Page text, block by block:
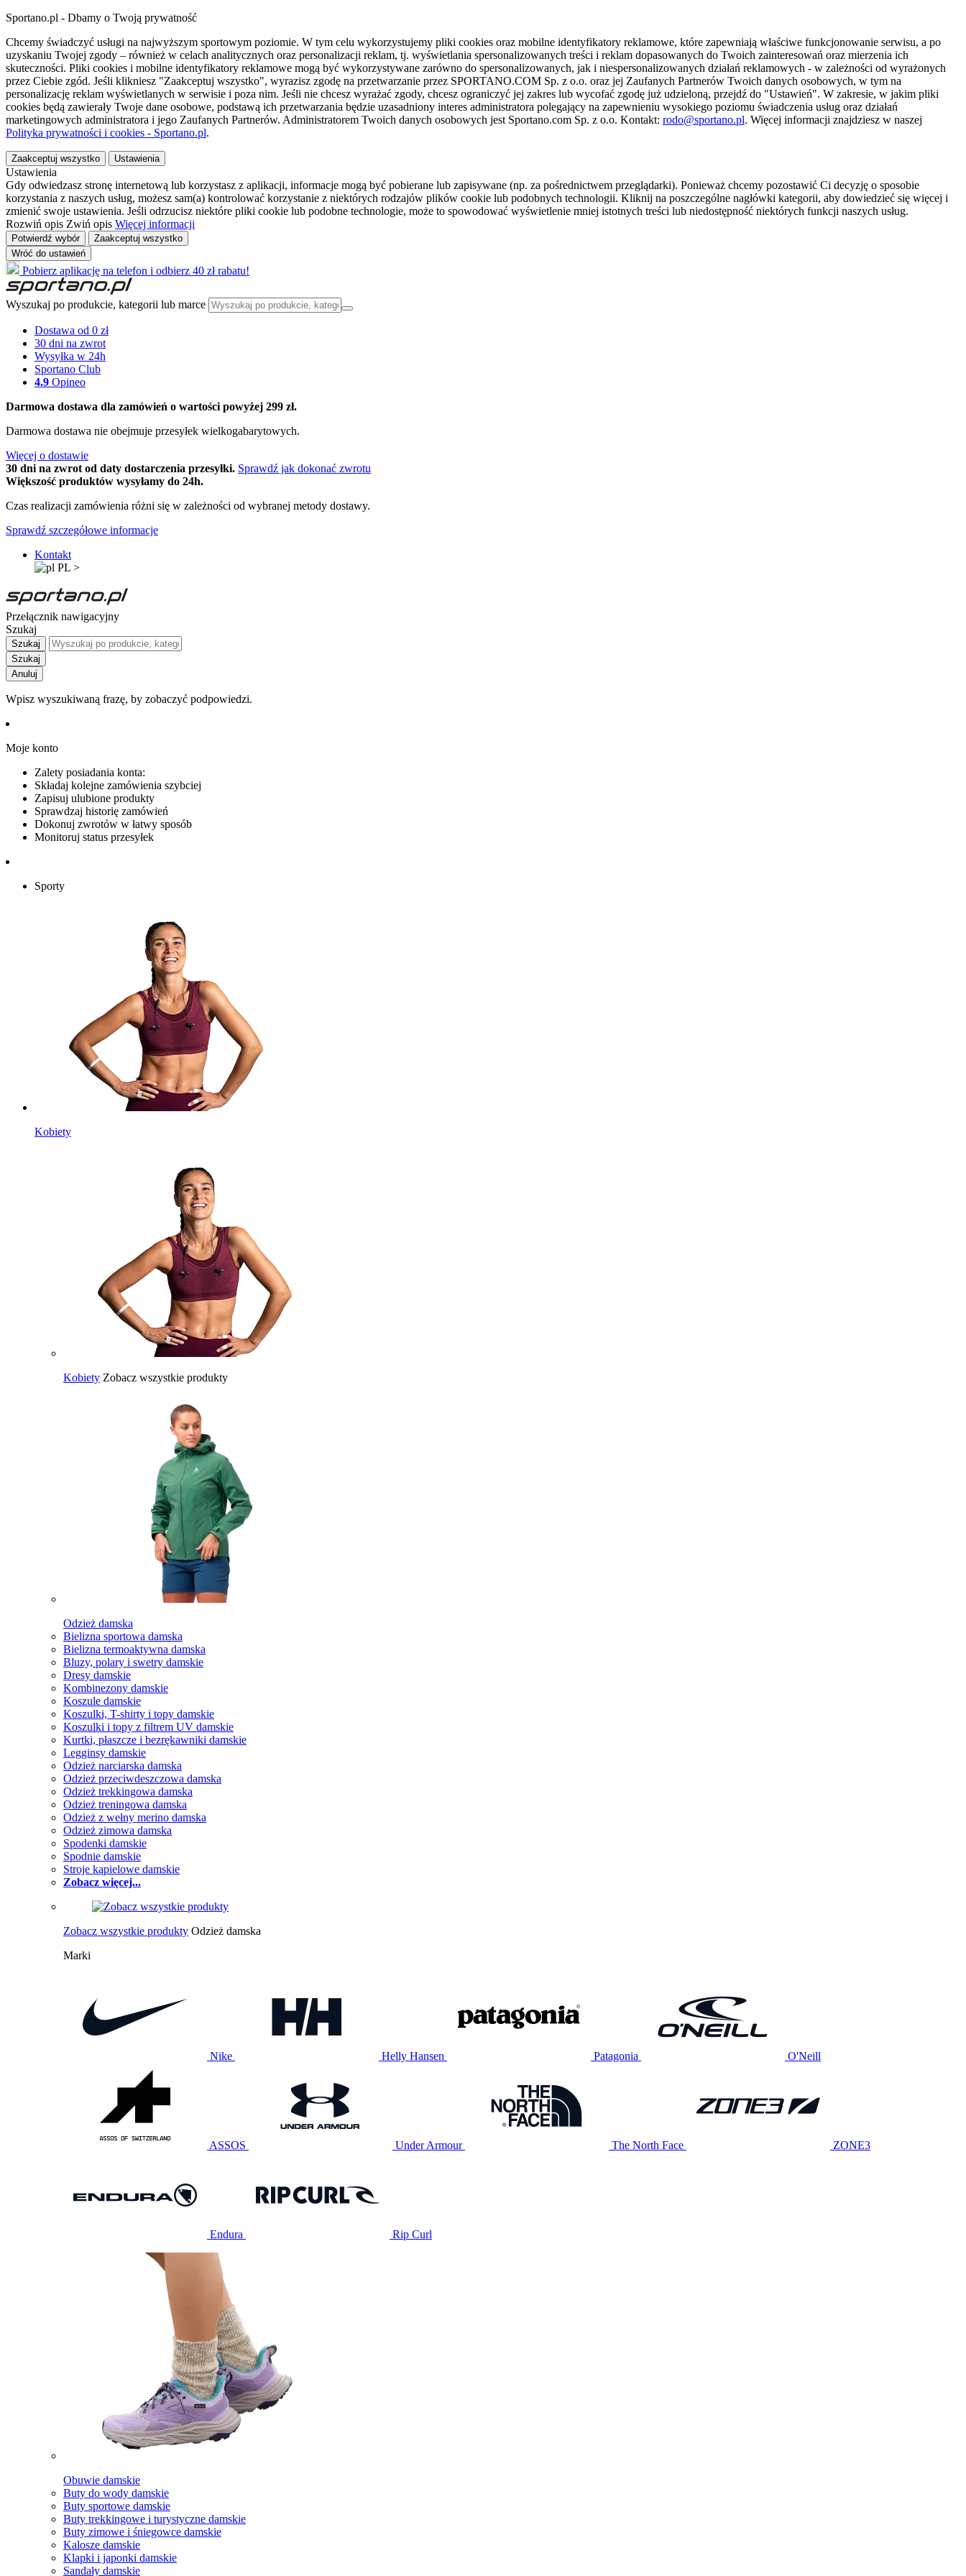
Sportano.pl - Dbamy o Twoją prywatność
Chcemy świadczyć usługi na najwyższym sportowym poziomie. W tym celu wykorzystujemy pliki cookies oraz mobilne identyfikatory reklamowe, które zapewniają właściwe funkcjonowanie serwisu, a po
uzyskaniu Twojej zgody – również w celach analitycznych oraz personalizacji reklam, tj. wyświetlania spersonalizowanych treści i reklam dopasowanych do Twoich zainteresowań oraz mierzenia ich
skuteczności. Pliki cookies i mobilne identyfikatory reklamowe mogą być wykorzystywane zarówno do spersonalizowanych, jak i niespersonalizowanych działań reklamowych - w zależności od wyrażonych
przez Ciebie zgód. Jeśli klikniesz "Zaakceptuj wszystko", wyrazisz zgodę na przetwarzanie przez SPORTANO.COM Sp. z o.o. oraz jej Zaufanych Partnerów Twoich danych osobowych, w tym na
personalizację reklam wyświetlanych w serwisie i poza nim. Jeśli nie chcesz wyrażać zgody, chcesz ograniczyć jej zakres lub wycofać zgodę już udzieloną, przejdź do "Ustawień". W zakresie, w jakim pliki
cookies będą zawierały Twoje dane osobowe, podstawą ich przetwarzania będzie uzasadniony interes administratora polegający na zapewnieniu wysokiego poziomu świadczenia usług oraz działań
marketingowych administratora i jego Zaufanych Partnerów. Administratorem Twoich danych osobowych jest Sportano.com Sp. z o.o. Kontakt: rodo@sportano.pl. Więcej informacji znajdziesz w naszej
Polityka prywatności i cookies - Sportano.pl.
Zaakceptuj wszystko Ustawienia
Ustawienia
Gdy odwiedzasz stronę internetową lub korzystasz z aplikacji, informacje mogą być pobierane lub zapisywane (np. za pośrednictwem przeglądarki). Ponieważ chcemy pozostawić Ci decyzję o sposobie
korzystania z naszych usług, możesz sam(a) kontrolować korzystanie z niektórych rodzajów plików cookie lub podobnych technologii. Kliknij na poszczególne nagłówki kategorii, aby dowiedzieć się więcej i
zmienić swoje ustawienia. Jeśli odrzucisz niektóre pliki cookie lub podobne technologie, może to spowodować wyświetlenie mniej istotnych treści lub niedostępność niektórych funkcji naszych usług.
Rozwiń opis Zwiń opis Więcej informacji
Potwierdź wybór
Zaakceptuj wszystko
Wróć do ustawień
Pobierz aplikację na telefon i odbierz 40 zł rabatu!
Wyszukaj po produkcie, kategorii lub marce
Dostawa od 0 zł
30 dni na zwrot
Wysyłka w 24h
Sportano Club
4.9 Opineo
Darmowa dostawa dla zamówień o wartości powyżej 299 zł.
Darmowa dostawa nie obejmuje przesyłek wielkogabarytowych.
Więcej o dostawie
30 dni na zwrot od daty dostarczenia przesyłki. Sprawdź jak dokonać zwrotu
Większość produktów wysyłamy do 24h.
Czas realizacji zamówienia różni się w zależności od wybranej metody dostawy.
Sprawdź szczegółowe informacje
Kontakt
PL >
Przełącznik nawigacyjny
Szukaj
Szukaj
Szukaj
Anuluj
Wpisz wyszukiwaną frazę, by zobaczyć podpowiedzi.
Moje konto
Zalety posiadania konta:
Składaj kolejne zamówienia szybciej
Zapisuj ulubione produkty
Sprawdzaj historię zamówień
Dokonuj zwrotów w łatwy sposób
Monitoruj status przesyłek
Sporty
Kobiety
Kobiety Zobacz wszystkie produkty
Odzież damska
Bielizna sportowa damska
Bielizna termoaktywna damska
Bluzy, polary i swetry damskie
Dresy damskie
Kombinezony damskie
Koszule damskie
Koszulki, T-shirty i topy damskie
Koszulki i topy z filtrem UV damskie
Kurtki, płaszcze i bezrękawniki damskie
Legginsy damskie
Odzież narciarska damska
Odzież przeciwdeszczowa damska
Odzież trekkingowa damska
Odzież treningowa damska
Odzież z wełny merino damska
Odzież zimowa damska
Spodenki damskie
Spodnie damskie
Stroje kąpielowe damskie
Zobacz więcej...
Zobacz wszystkie produkty Odzież damska
Marki
Nike Helly Hansen Patagonia O'Neill
ASSOS Under Armour The North Face ZONE3
Endura Rip Curl
Obuwie damskie
Buty do wody damskie
Buty sportowe damskie
Buty trekkingowe i turystyczne damskie
Buty zimowe i śniegowce damskie
Kalosze damskie
Klapki i japonki damskie
Sandały damskie